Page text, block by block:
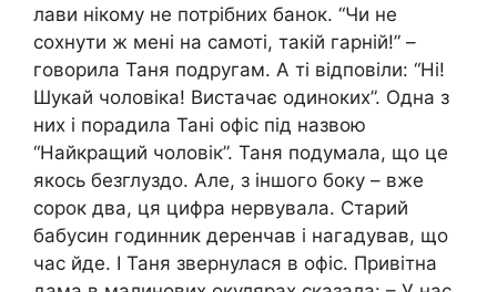
лави нікому не потрібних банок. “Чи не
сохнути ж мені на самоті, такій гарній!” –
говорила Таня подругам. А ті відповіли: “Ні!
Шукай чоловіка! Вистачає одиноких”. Одна з
них і порадила Тані офіс під назвою
“Найкращий чоловік”. Таня подумала, що це
якось безглуздо. Але, з іншого боку – вже
сорок два, ця цифра нервувала. Старий
бабусин годинник деренчав і нагадував, що
час йде. І Таня звернулася в офіс. Привітна